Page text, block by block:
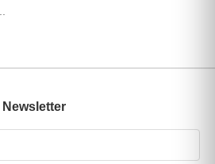
Newsletter